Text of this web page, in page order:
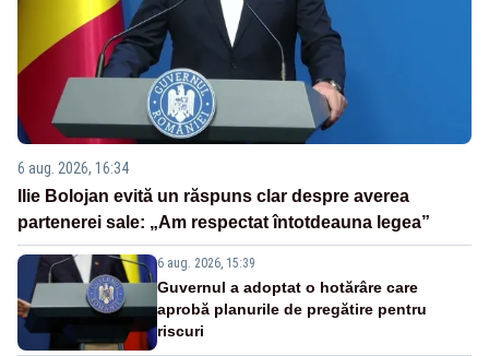
6 aug. 2026, 16:34
Ilie Bolojan evită un răspuns clar despre averea
partenerei sale: „Am respectat întotdeauna legea”
6 aug. 2026, 15:39
Guvernul a adoptat o hotărâre care
aprobă planurile de pregătire pentru
riscuri